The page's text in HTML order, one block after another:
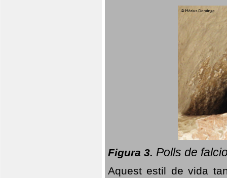
Figura 3. Polls de
Aquest estil de vida